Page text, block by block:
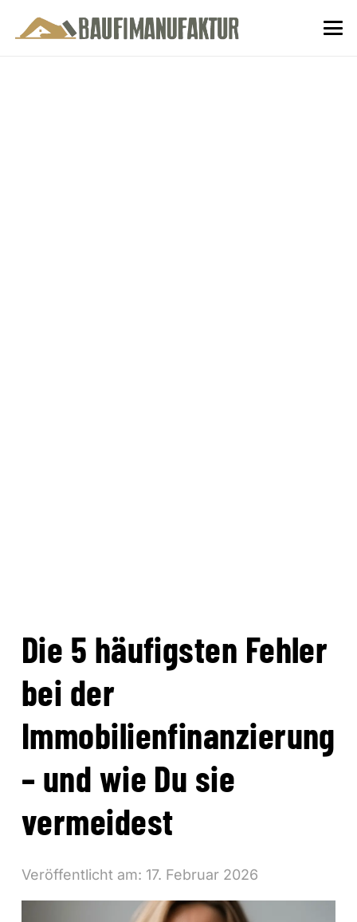
Die 5 häufigsten Fehler
bei der
Immobilienfinanzierung
– und wie Du sie
vermeidest
Veröffentlicht am: 17. Februar 2026